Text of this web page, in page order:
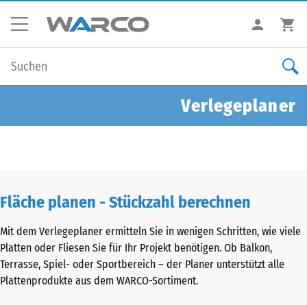
Verlegeplaner
Fläche planen - Stückzahl berechnen
Mit dem Verlegeplaner ermitteln Sie in wenigen Schritten, wie viele
Platten oder Fliesen Sie für Ihr Projekt benötigen. Ob Balkon,
Terrasse, Spiel- oder Sportbereich – der Planer unterstützt alle
Plattenprodukte aus dem WARCO-Sortiment.